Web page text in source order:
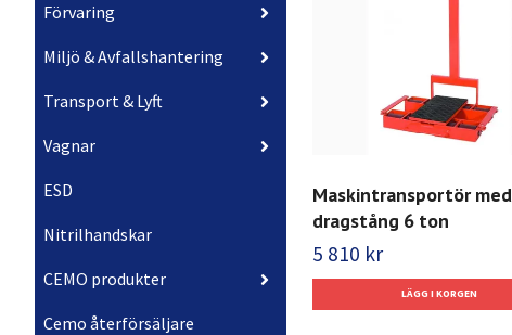
Förvaring
Miljö & Avfallshantering
Transport & Lyft
Vagnar
ESD
Nitrilhandskar
CEMO produkter
Cemo återförsäljare
Maskintransportör med
dragstång 6 ton
5 810 kr